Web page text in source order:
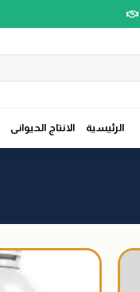
الرئيسية الانتاج الحيوانى